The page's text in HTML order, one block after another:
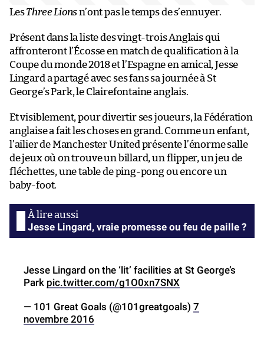
LesThree Lionsn’ont pas le temps de s’ennuyer.
Présent dans la liste des vingt-trois Anglais qui
affronteront l’Écosse en match de qualification à la
Coupe du monde 2018 et l’Espagne en amical, Jesse
Lingard a partagé avec ses fans sa journée à St
George’s Park, le Clairefontaine anglais.
Et visiblement, pour divertir ses joueurs, la Fédération
anglaise a fait les choses en grand. Comme un enfant,
l’ailier de Manchester United présente l’énorme salle
de jeux où on trouve un billard, un flipper, un jeu de
fléchettes, une table de ping-pong ou encore un
baby-foot.
Jesse Lingard, vraie promesse ou feu de paille ?
Jesse Lingard on the ‘lit’ facilities at St George’s
Park pic.twitter.com/g1O0xn7SNX
— 101 Great Goals (@101greatgoals) 7
novembre 2016